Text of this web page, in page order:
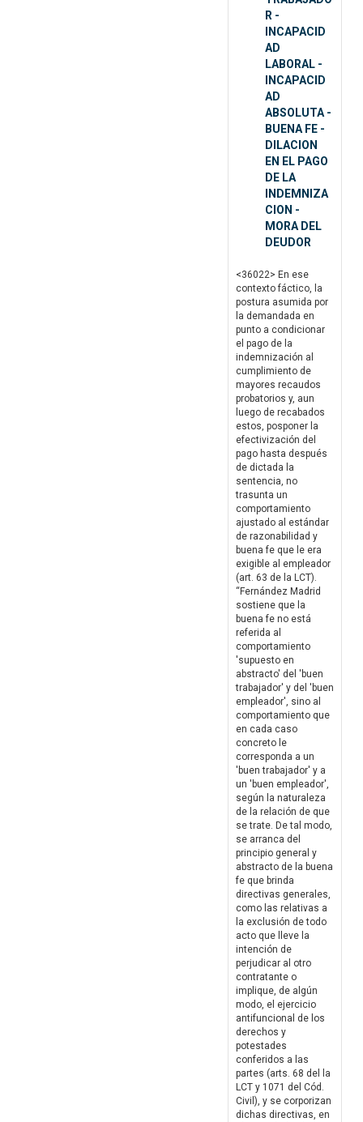
R -
INCAPACID
AD
LABORAL -
INCAPACID
AD
ABSOLUTA -
BUENA FE -
DILACION
EN EL PAGO
DE LA
INDEMNIZA
CION -
MORA DEL
DEUDOR
<36022> En ese
contexto fáctico, la
postura asumida por
la demandada en
punto a condicionar
el pago de la
indemnización al
cumplimiento de
mayores recaudos
probatorios y, aun
luego de recabados
estos, posponer la
efectivización del
pago hasta después
de dictada la
sentencia, no
trasunta un
comportamiento
ajustado al estándar
de razonabilidad y
buena fe que le era
exigible al empleador
(art. 63 de la LCT).
“Fernández Madrid
sostiene que la
buena fe no está
referida al
comportamiento
'supuesto en
abstracto' del 'buen
trabajador' y del 'buen
empleador', sino al
comportamiento que
en cada caso
concreto le
corresponda a un
'buen trabajador' y a
un 'buen empleador',
según la naturaleza
de la relación de que
se trate. De tal modo,
se arranca del
principio general y
abstracto de la buena
fe que brinda
directivas generales,
como las relativas a
la exclusión de todo
acto que lleve la
intención de
perjudicar al otro
contratante o
implique, de algún
modo, el ejercicio
antifuncional de los
derechos y
potestades
conferidos a las
partes (arts. 68 del la
LCT y 1071 del Cód.
Civil), y se corporizan
dichas directivas, en